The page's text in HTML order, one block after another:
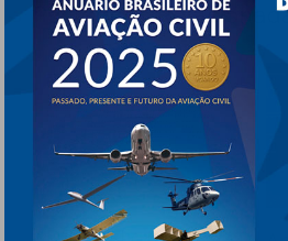
Postagens